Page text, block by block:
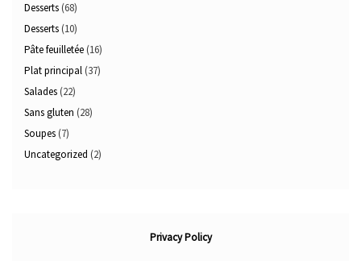
Desserts (68)
Desserts (10)
Pâte feuilletée (16)
Plat principal (37)
Salades (22)
Sans gluten (28)
Soupes (7)
Uncategorized (2)
Privacy Policy